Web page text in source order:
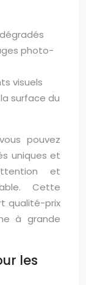
photo-
visuels
surface du
pouvez
uniques et
et
Cette
qualité-prix
à grande
les